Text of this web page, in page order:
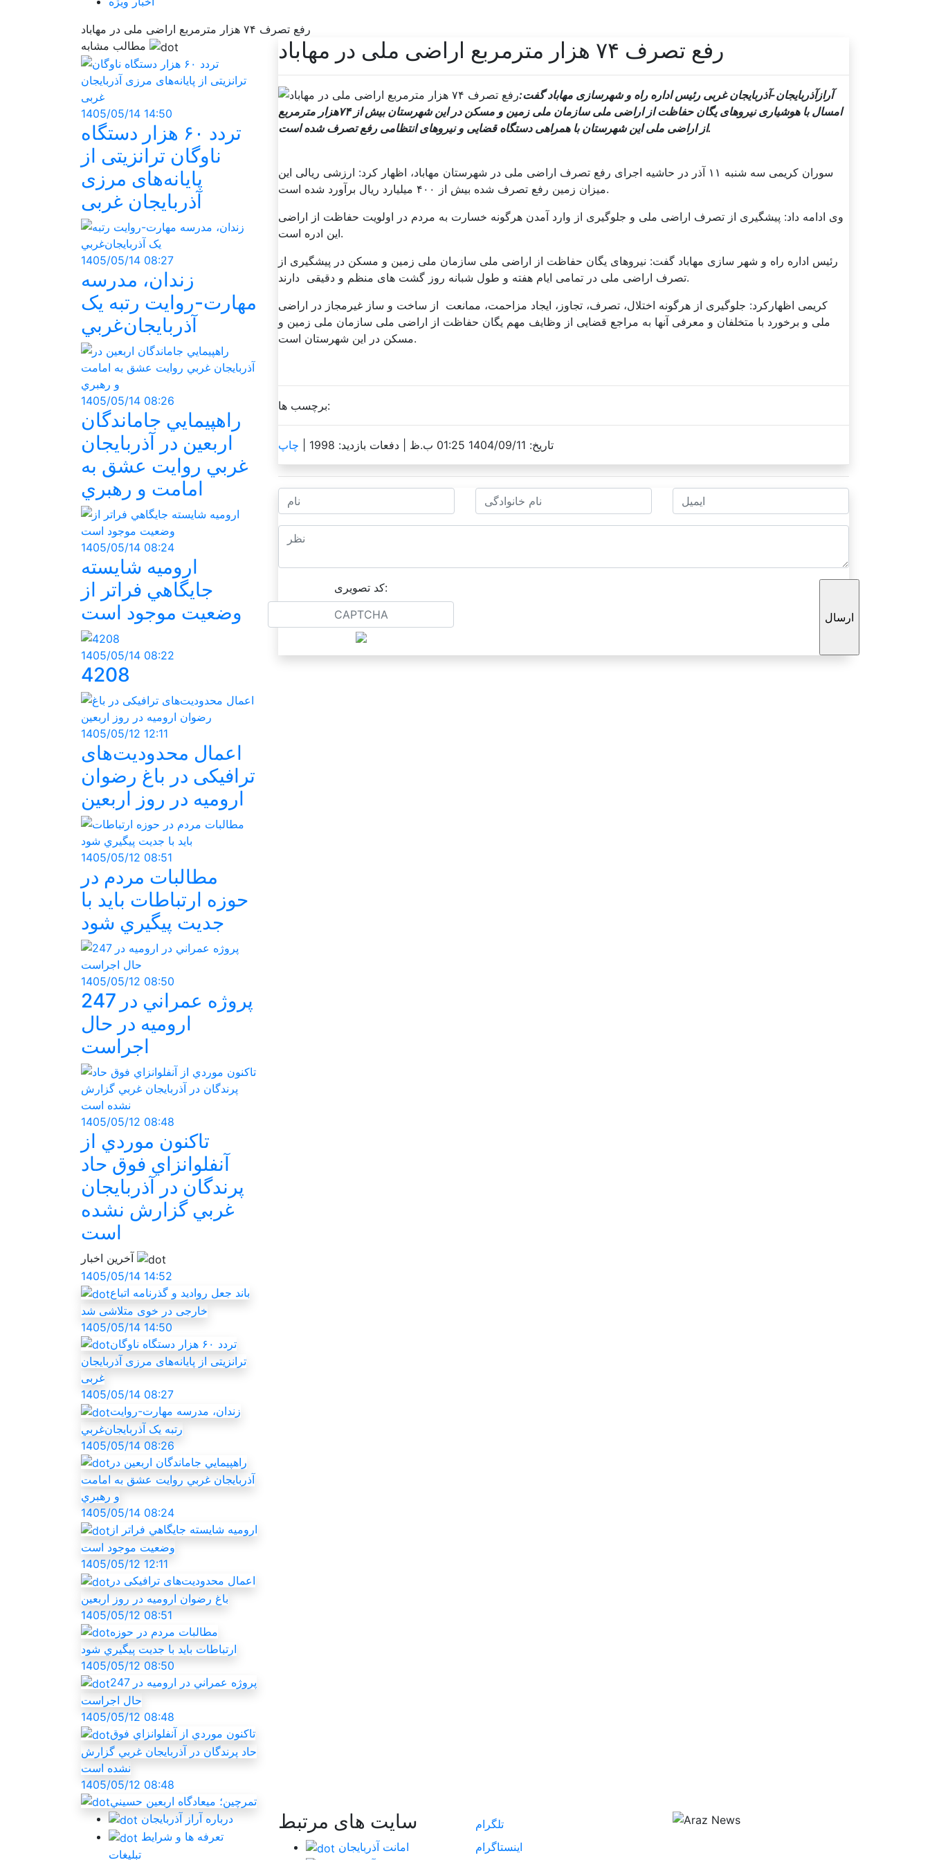
رفع تصرف ۷۴ هزار مترمربع اراضی ملی در مهاباد
رفع تصرف ۷۴ هزار مترمربع اراضی ملی در مهاباد
آرازآذربایجان-آذربایجان غربی رئیس اداره راه و شهرسازی مهاباد گفت:
امسال با هوشیاری نیروهای یگان حفاظت از اراضی ملی سازمان ملی زمین و مسکن در این شهرستان بیش از ۷۴هزار مترمربع
از اراضی ملی این شهرستان با همراهی دستگاه قضایی و نیروهای انتظامی رفع تصرف شده است.
سوران کریمی سه شنبه ۱۱ آذر در حاشیه اجرای رفع تصرف اراضی ملی در شهرستان مهاباد، اظهار کرد: ارزشی ریالی این
میزان زمین رفع تصرف شده بیش از ۴۰۰ میلیارد ریال برآورد شده است.
وی ادامه داد: پیشگیری از تصرف اراضی ملی و جلوگیری از وارد آمدن هرگونه خسارت به مردم در اولویت حفاظت از اراضی
این ادره است.
رئیس اداره راه و شهر سازی مهاباد گفت: نیروهای یگان حفاظت از اراضی ملی سازمان ملی زمین و مسکن در پیشگیری از
تصرف اراضی ملی در تمامی ایام هفته و طول شبانه روز گشت های منظم و دقیقی دارند.
کریمی اظهارکرد: جلوگیری از هرگونه اختلال، تصرف، تجاوز، ایجاد مزاحمت، ممانعت از ساخت و ساز غیرمجاز در اراضی
ملی و برخورد با متخلفان و معرفی آنها به مراجع قضایی از وظایف مهم یگان حفاظت از اراضی ملی سازمان ملی زمین و
مسکن در این شهرستان است.
برچسب ها:
تاریخ: 1404/09/11 01:25 ب.ظ | دفعات بازدید: 1998 | چاپ
کد تصویری:
1405/05/14 14:50
تردد ۶۰ هزار دستگاه
ناوگان ترانزیتی از
پایانه‌های مرزی
آذربایجان ‌غربی
1405/05/14 08:27
زندان، مدرسه
مهارت-روايت رتبه يک
آذربايجان‌غربي
1405/05/14 08:26
راهپيمايي جاماندگان
اربعين در آذربايجان
غربي روايت عشق به
امامت و رهبري
1405/05/14 08:24
اروميه شايسته
جايگاهي فراتر از
وضعيت موجود است
1405/05/14 08:22
4208
1405/05/12 12:11
اعمال محدودیت‌های
ترافیکی در باغ رضوان
ارومیه در روز اربعین
1405/05/12 08:51
مطالبات مردم در
حوزه ارتباطات بايد با
جديت پيگيري شود
1405/05/12 08:50
247 پروژه عمراني در
اروميه در حال
اجراست
1405/05/12 08:48
تاکنون موردي از
آنفلوانزاي فوق حاد
پرندگان در آذربايجان
غربي گزارش نشده
است
1405/05/14 14:52
باند جعل روادید و گذرنامه اتباع
خارجی در خوی متلاشی شد
1405/05/14 14:50
تردد ۶۰ هزار دستگاه ناوگان
ترانزیتی از پایانه‌های مرزی آذربایجان
‌غربی
1405/05/14 08:27
زندان، مدرسه مهارت-روايت
رتبه يک آذربايجان‌غربي
1405/05/14 08:26
راهپيمايي جاماندگان اربعين در
آذربايجان غربي روايت عشق به امامت
و رهبري
1405/05/14 08:24
اروميه شايسته جايگاهي فراتر از
وضعيت موجود است
1405/05/12 12:11
اعمال محدودیت‌های ترافیکی در
باغ رضوان ارومیه در روز اربعین
1405/05/12 08:51
مطالبات مردم در حوزه
ارتباطات بايد با جديت پيگيري شود
1405/05/12 08:50
247 پروژه عمراني در اروميه در
حال اجراست
1405/05/12 08:48
تاکنون موردي از آنفلوانزاي فوق
حاد پرندگان در آذربايجان غربي گزارش
نشده است
1405/05/12 08:48
تمرچين؛ ميعادگاه اربعين حسيني
درباره آراز آذربایجان
تبلیغات
سایت های مرتبط
امانت آذربایجان
تلگرام
اینستاگرام